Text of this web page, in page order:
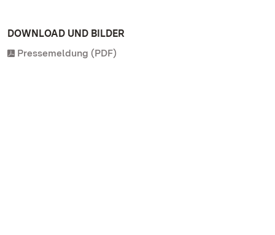
DOWNLOAD UND BILDER
Pressemeldung (PDF)